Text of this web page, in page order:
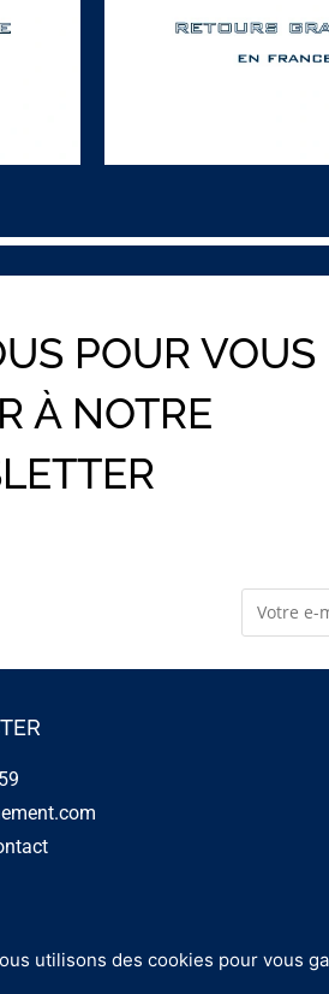
POUR VOUS
À NOTRE
Copyright
utilisons des cookies pour vous